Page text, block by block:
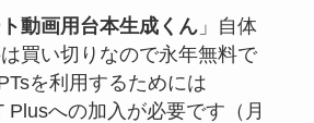
動画用台本生成くん」自体
買い切りなので永年無料で
を利用するためには
Plusへの加入が必要です（月